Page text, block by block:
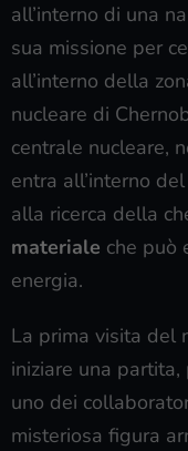
all’interno di una
sua missione per
all’interno della
nucleare di
centrale nucleare,
entra all’interno
alla ricerca della
materiale che può
energia.
La prima visita del
iniziare una
uno dei
misteriosa figura